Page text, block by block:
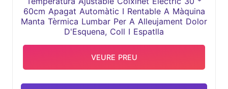
alleujar el dolor d'articulacions.
【Rentable a màquina i fàcil de mantenir】 Els
controls amovibles i el material de la manta
rentable mantindran aquesta manta calentadora
neta i durable per un llarg temps. Cal desendollar
els controls de la manta abans de tirar-la en la
musculars o els dolors menstruals i també
PER A ALLEUJAMENT DOLOR
D'ESQUENA, COLL I ESPATLLA
VEURE PREU